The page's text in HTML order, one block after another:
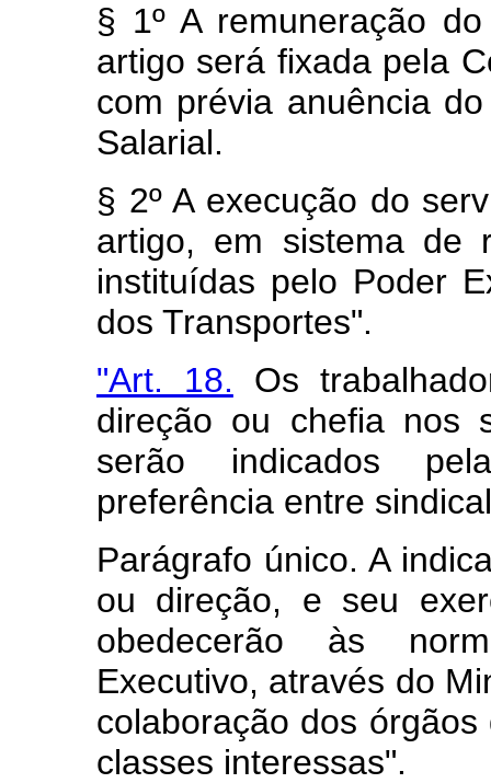
§ 1º A remuneração
artigo será fixada pela
com prévia anuência
Salarial.
§ 2º A execução do
artigo, em sistema de
instituídas pelo Poder
dos Transportes".
"Art. 18. Os
direção ou chefia nos
serão indicados
preferência entre
Parágrafo único. A
ou direção, e seu
obedecerão às
Executivo, através do
colaboração dos
classes interessas".